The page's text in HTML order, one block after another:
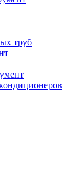
труб